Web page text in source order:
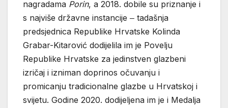
nagradama Porin, a 2018. dobile su priznanje i
s najviše državne instancije ‒ tadašnja
predsjednica Republike Hrvatske Kolinda
Grabar-Kitarović dodijelila im je Povelju
Republike Hrvatske za jedinstven glazbeni
izričaj i izniman doprinos očuvanju i
promicanju tradicionalne glazbe u Hrvatskoj i
svijetu. Godine 2020. dodijeljena im je i Medalja